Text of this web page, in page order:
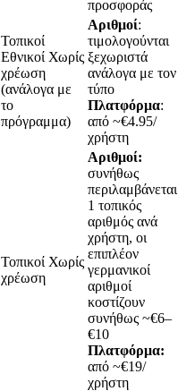
προσφοράς
Τοπικοί
Εθνικοί Χωρίς
χρέωση
(ανάλογα με
το
πρόγραμμα)
Αριθμοί:
τιμολογούνται
ξεχωριστά
ανάλογα με τον
τύπο
Πλατφόρμα:
από ~€4.95/
χρήστη
Τοπικοί Χωρίς
χρέωση
Αριθμοί:
συνήθως
περιλαμβάνεται
1 τοπικός
αριθμός ανά
χρήστη, οι
επιπλέον
γερμανικοί
αριθμοί
κοστίζουν
συνήθως ~€6–
€10
Πλατφόρμα:
από ~€19/
χρήστη